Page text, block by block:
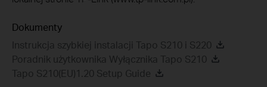
Dokumenty
Instrukcja szybkiej instalacji Tapo S210 i S220
Poradnik użytkownika Wyłącznika Tapo S210
Tapo S210(EU)1.20 Setup Guide